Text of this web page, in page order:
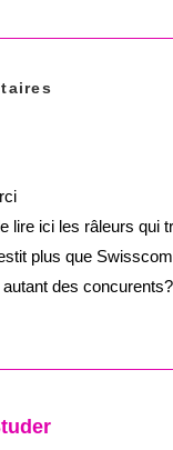
lire ici les râleurs qui
plus que
des